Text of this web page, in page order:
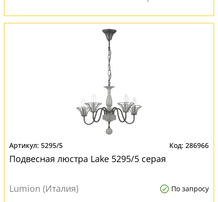
5295/5 286966
Подвесная люстра Lake 5295/5 серая
Lumion (Италия) По запросу